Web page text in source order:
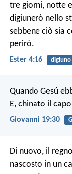
tre giorni, notte
digiunerò nello
sebbene ciò sia
perirò.
Ester 4:16 digiuno
Quando Gesú
E, chinato il
Giovanni 19:30
Di nuovo, il
nascosto in un